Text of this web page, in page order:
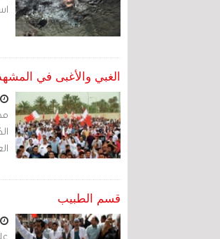
الغبي والأغبى في
قسم الطبيب